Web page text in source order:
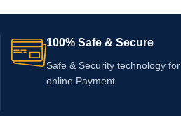
100% Safe & Secure
Safe & Security technology for
online Payment